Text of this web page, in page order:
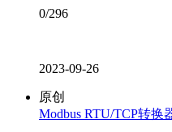
0/296
2023-09-26
原创
Modbus RTU/TCP转换